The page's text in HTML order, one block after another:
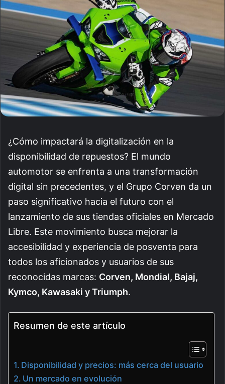
¿Cómo impactará la digitalización en la
disponibilidad de repuestos? El mundo
automotor se enfrenta a una transformación
digital sin precedentes, y el Grupo Corven da un
paso significativo hacia el futuro con el
lanzamiento de sus tiendas oficiales en Mercado
Libre. Este movimiento busca mejorar la
accesibilidad y experiencia de posventa para
todos los aficionados y usuarios de sus
reconocidas marcas: Corven, Mondial, Bajaj,
Kymco, Kawasaki y Triumph.
Resumen de este artículo
Disponibilidad y precios: más cerca del usuario
Un mercado en evolución